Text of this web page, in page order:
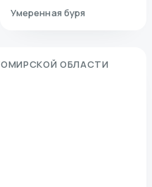
Умеренная буря
ОБЛАСТИ